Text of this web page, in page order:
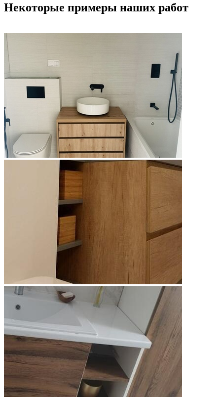
Некоторые примеры наших работ